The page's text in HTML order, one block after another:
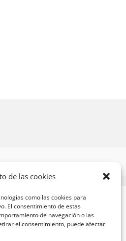
de las cookies
como las cookies para
El consentimiento de estas
de navegación o las
el consentimiento, puede afectar